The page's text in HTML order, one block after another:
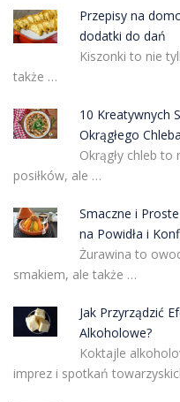
Przepisy na
dodatki do dań
Kiszonki to nie
także …
10 Kreatywnych
Okrągłego Chleba
Okrągły chleb
posiłków, ale …
Smaczne i
na Powidła i
Żurawina to
smakiem, ale także …
Jak Przyrządzić
Alkoholowe?
Koktajle
imprez i spotkań